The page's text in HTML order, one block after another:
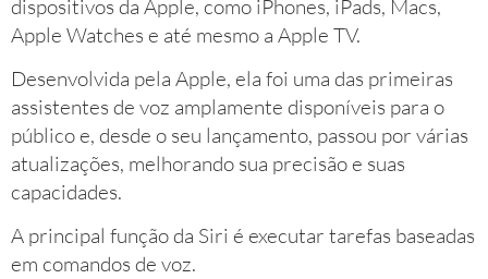
dispositivos da Apple, como iPhones, iPads, Macs,
Apple Watches e até mesmo a Apple TV.
Desenvolvida pela Apple, ela foi uma das primeiras
assistentes de voz amplamente disponíveis para o
público e, desde o seu lançamento, passou por várias
atualizações, melhorando sua precisão e suas
capacidades.
A principal função da Siri é executar tarefas baseadas
em comandos de voz.